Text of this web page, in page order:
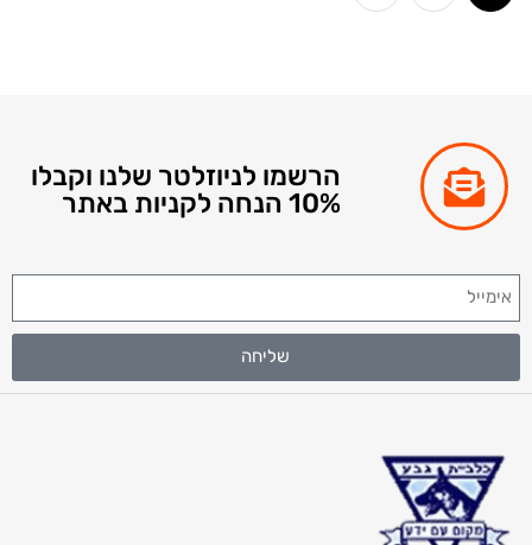
הרשמו לניוזלטר שלנו וקבלו